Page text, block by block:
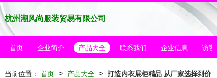
杭州潮风尚服装贸易有限公司
首页 企业简介 产品大全 联系我们 企业信息 访客
当前位置： 首页 > 产品大全 > 打造内衣展柜精品 从厂家选择到价